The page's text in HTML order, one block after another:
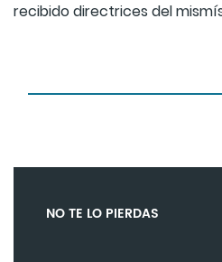
recibido directrices del
NO TE LO PIERDAS